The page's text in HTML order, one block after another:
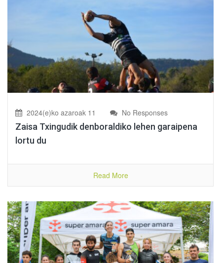
2024(e)ko azaroak 11 No Responses
Zaisa Txingudik denboraldiko lehen garaipena
lortu du
Read More